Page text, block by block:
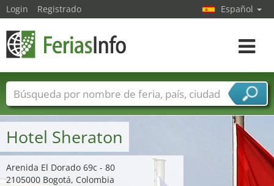
Hotel Sheraton
Arenida El Dorado 69c - 80
2105000 Bogotá, Colombia
Login Registrado Español
toggle
Nombres de ferias Países
Ciudades
Sectores de ferias
Sectores de proveedor de servicios